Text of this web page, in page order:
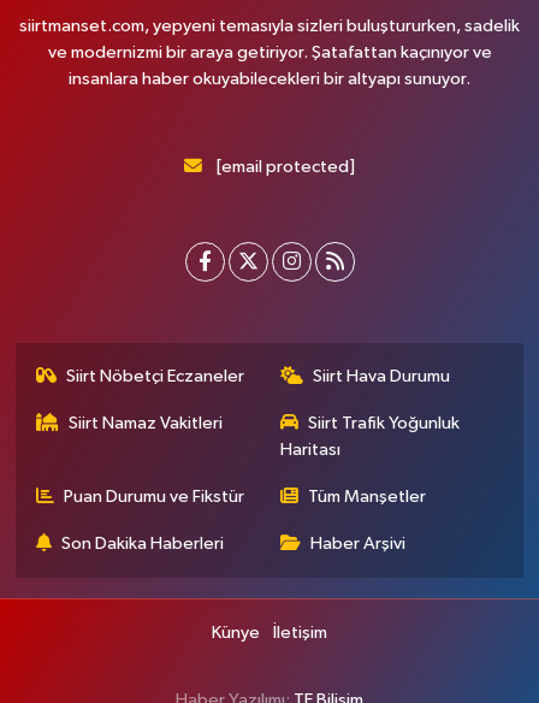
siirtmanset.com, yepyeni temasıyla sizleri buluştururken, sadelik
ve modernizmi bir araya getiriyor. Şatafattan kaçınıyor ve
insanlara haber okuyabilecekleri bir altyapı sunuyor.
[email protected]
Siirt Nöbetçi Eczaneler Siirt Hava Durumu
Siirt Namaz Vakitleri
Siirt Trafik Yoğunluk
Haritası
Puan Durumu ve Fikstür Tüm Manşetler
Son Dakika Haberleri Haber Arşivi
Künye İletişim